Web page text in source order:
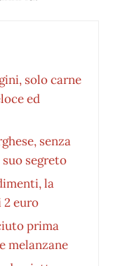
solo carne
ed
senza
segreto
la
euro
prima
melanzane